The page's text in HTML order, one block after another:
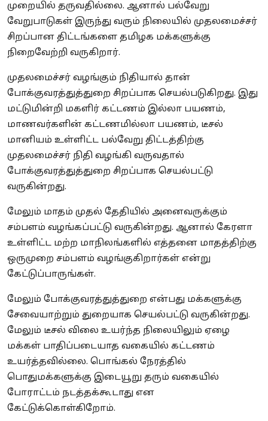
முறையில் தருவதில்லை. ஆனால் பல்வேறு
வேறுபாடுகள் இருந்து வரும் நிலையில் முதலமைச்சர்
சிறப்பான திட்டங்களை தமிழக மக்களுக்கு
நிறைவேற்றி வருகிறார்.
முதலமைச்சர் வழங்கும் நிதியால் தான்
போக்குவரத்துத்துறை சிறப்பாக செயல்படுகிறது. இது
மட்டுமின்றி மகளிர் கட்டணம் இல்லா பயணம்,
மாணவர்களின் கட்டணமில்லா பயணம், டீசல்
மானியம் உள்ளிட்ட பல்வேறு திட்டத்திற்கு
முதலமைச்சர் நிதி வழங்கி வருவதால்
போக்குவரத்துத்துறை சிறப்பாக செயல்பட்டு
வருகின்றது.
மேலும் மாதம் முதல் தேதியில் அனைவருக்கும்
சம்பளம் வழங்கப்பட்டு வருகின்றது. ஆனால் கேரளா
உள்ளிட்ட மற்ற மாநிலங்களில் எத்தனை மாதத்திற்கு
ஒருமுறை சம்பளம் வழங்குகிறார்கள் என்று
கேட்டுப்பாருங்கள்.
மேலும் போக்குவரத்துத்துறை என்பது மக்களுக்கு
சேவையாற்றும் துறையாக செயல்பட்டு வருகின்றது.
மேலும் டீசல் விலை உயர்ந்த நிலையிலும் ஏழை
மக்கள் பாதிப்படையாத வகையில் கட்டணம்
உயர்த்தவில்லை. பொங்கல் நேரத்தில்
பொதுமக்களுக்கு இடையூறு தரும் வகையில்
போராட்டம் நடத்தக்கூடாது என
கேட்டுக்கொள்கிறோம்.